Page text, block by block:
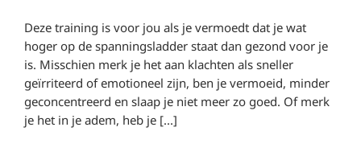
Deze training is voor jou als je vermoedt dat je wat
hoger op de spanningsladder staat dan gezond voor je
is. Misschien merk je het aan klachten als sneller
geïrriteerd of emotioneel zijn, ben je vermoeid, minder
geconcentreerd en slaap je niet meer zo goed. Of merk
je het in je adem, heb je [...]